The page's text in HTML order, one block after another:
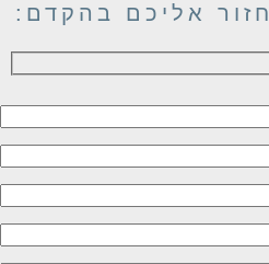
אליכם בהקדם: